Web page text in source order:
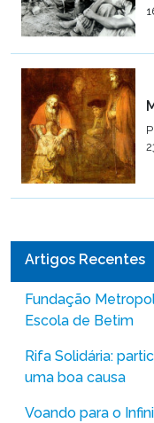
Artigos Recentes
Fundação
Escola de Betim
Rifa Solidária:
uma boa causa
Voando para o